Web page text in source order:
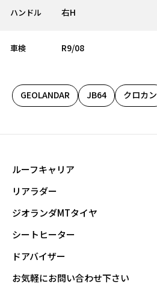
ハンドル 右H
車検 R9/08
GEOLANDAR JB64 クロカン
ルーフキャリア
リアラダー
ジオランダMTタイヤ
シートヒーター
ドアバイザー
お気軽にお問い合わせ下さい